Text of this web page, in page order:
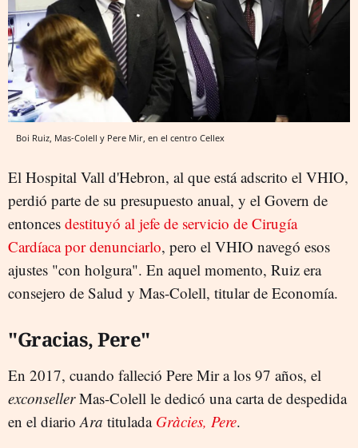
Boi Ruiz, Mas-Colell y Pere Mir, en el centro Cellex
El Hospital Vall d'Hebron, al que está adscrito el VHIO,
perdió parte de su presupuesto anual, y el Govern de
entonces destituyó al jefe de servicio de Cirugía
Cardíaca por denunciarlo, pero el VHIO navegó esos
ajustes "con holgura". En aquel momento, Ruiz era
consejero de Salud y Mas-Colell, titular de Economía.
"Gracias, Pere"
En 2017, cuando falleció Pere Mir a los 97 años, el
exconsellerMas-Colell le dedicó una carta de despedida
en el diarioAra titulada Gràcies, Pere.